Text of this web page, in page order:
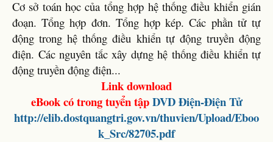
Cơ sở toán học của tổng hợp hệ thống điều khiển gián
đoạn. Tổng hợp đơn. Tổng hợp kép. Các phần tử tự
động trong hệ thống điều khiển tự động truyền động
điện. Các nguyên tắc xây dựng hệ thống điều khiển tự
động truyền động điện...
Link download
eBook có trong tuyển tậpDVDĐiện-Điện Tử
http://elib.dostquangtri.gov.vn/thuvien/Upload/Eboo
k_Src/82705.pdf